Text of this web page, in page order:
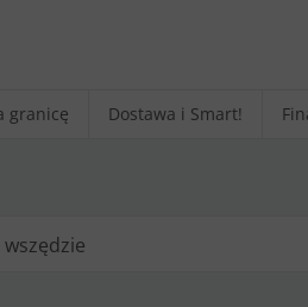
granicę Dostawa i Smart!